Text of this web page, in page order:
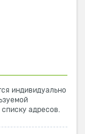
индивидуально
списку адресов.